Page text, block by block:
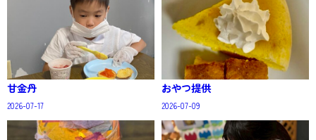
甘金丹
2026-07-17
おやつ提供
2026-07-09